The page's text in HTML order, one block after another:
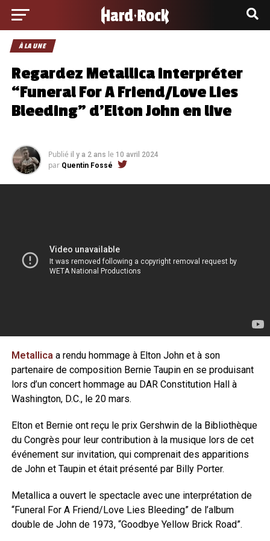
À LA UNE
Regardez Metallica interpréter
“Funeral For A Friend/Love Lies
Bleeding” d’Elton John en live
Publié il y a 2 ans le 10 avril 2024
par Quentin Fossé
Metallicaa rendu hommage à Elton John et à son
partenaire de composition Bernie Taupin en se produisant
lors d’un concert hommage au DAR Constitution Hall à
Washington, D.C., le 20 mars.
Elton et Bernie ont reçu le prix Gershwin de la Bibliothèque
du Congrès pour leur contribution à la musique lors de cet
événement sur invitation, qui comprenait des apparitions
de John et Taupin et était présenté par Billy Porter.
Metallica a ouvert le spectacle avec une interprétation de
“Funeral For A Friend/Love Lies Bleeding” de l’album
double de John de 1973, “Goodbye Yellow Brick Road”.